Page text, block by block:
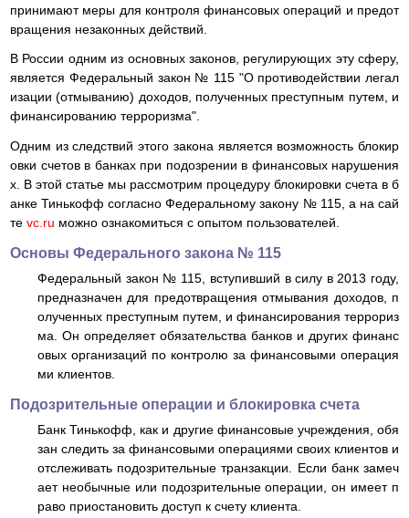
принимают меры для контроля финансовых операций и предот
вращения незаконных действий.
В России одним из основных законов, регулирующих эту сферу,
является Федеральный закон № 115 "О противодействии легал
изации (отмыванию) доходов, полученных преступным путем, и
финансированию терроризма".
Одним из следствий этого закона является возможность блокир
овки счетов в банках при подозрении в финансовых нарушения
х. В этой статье мы рассмотрим процедуру блокировки счета в б
анке Тинькофф согласно Федеральному закону № 115, а на сай
те vc.ru можно ознакомиться с опытом пользователей.
Основы Федерального закона № 115
Федеральный закон № 115, вступивший в силу в 2013 году,
предназначен для предотвращения отмывания доходов, п
олученных преступным путем, и финансирования террориз
ма. Он определяет обязательства банков и других финанс
овых организаций по контролю за финансовыми операция
ми клиентов.
Подозрительные операции и блокировка счета
Банк Тинькофф, как и другие финансовые учреждения, обя
зан следить за финансовыми операциями своих клиентов и
отслеживать подозрительные транзакции. Если банк замеч
ает необычные или подозрительные операции, он имеет п
раво приостановить доступ к счету клиента.